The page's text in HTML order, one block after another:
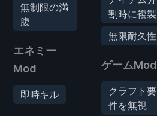
無制限の満
腹
エネミー
Mod
即時キル
割時に複製
無限耐久性
ゲームMod
クラフト要
件を無視